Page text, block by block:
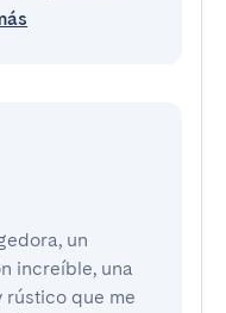
un
increíble, una
rústico que me